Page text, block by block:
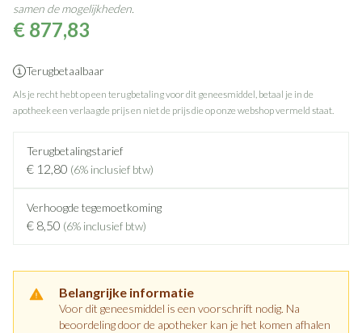
€ 877,83
Terugbetaalbaar
Als je recht hebt op een terugbetaling voor dit geneesmiddel, betaal je in de
apotheek een verlaagde prijs en niet de prijs die op onze webshop vermeld staat.
Terugbetalingstarief
€ 12,80 (6% inclusief btw)
Verhoogde tegemoetkoming
€ 8,50 (6% inclusief btw)
Belangrijke informatie
Voor dit geneesmiddel is een voorschrift nodig. Na
beoordeling door de apotheker kan je het komen afhalen
samen de mogelijkheden.